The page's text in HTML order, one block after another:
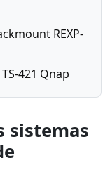
REXP-
421 Qnap
sistemas